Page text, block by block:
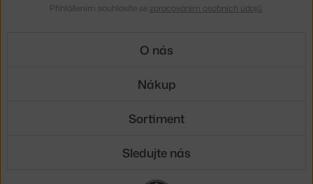
Přihlášením souhlasíte se zpracováním osobních údajů
O nás
Nákup
Sortiment
Sledujte nás